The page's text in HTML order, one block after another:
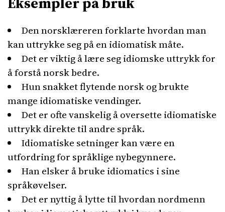
Den norsklæreren forklarte hvordan man
kan uttrykke seg på en idiomatisk måte.
Det er viktig å lære seg idiomske uttrykk for
å forstå norsk bedre.
Hun snakket flytende norsk og brukte
mange idiomatiske vendinger.
Det er ofte vanskelig å oversette idiomatiske
uttrykk direkte til andre språk.
Idiomatiske setninger kan være en
utfordring for språklige nybegynnere.
Han elsker å bruke idiomatics i sine
språkøvelser.
Det er nyttig å lytte til hvordan nordmenn